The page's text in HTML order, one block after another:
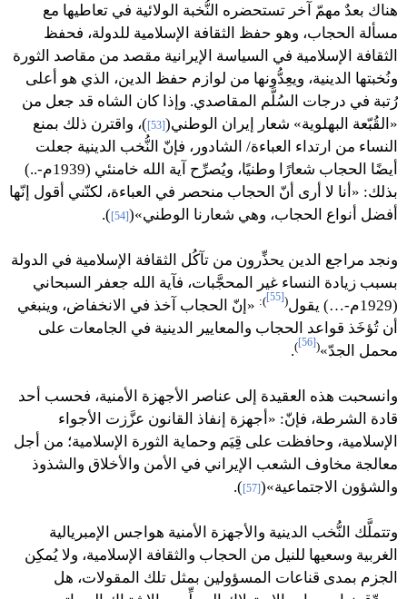
هناك بعدٌ مهمّ آخر تستحضره النُّخبة الولائية في تعاطيها مع
مسألة الحجاب، وهو حفظ الثقافة الإسلامية للدولة، فحفظ
الثقافة الإسلامية في السياسة الإيرانية مقصد من مقاصد الثورة
ونُخبتها الدينية، ويعِدُّونها من لوازم حفظ الدين، الذي هو أعلى
رُتبة في درجات السُلَّم المقاصدي. وإذا كان الشاه قد جعل من
«القُبّعة البهلوية» شعار إيران الوطني([53]
)، واقترن ذلك بمنع
النساء من ارتداء العباءة/ الشادور، فإنّ النُّخب الدينية جعلت
أيضًا الحجاب شعارًا وطنيًا، ويُصرِّح آية الله خامنئي (1939م-..)
بذلك: «أنا لا أرى أنّ الحجاب منحصر في العباءة، لكنّني أقول إنّها
أفضل أنواع الحجاب، وهي شعارنا الوطني»([54]
).
ونجد مراجع الدين يحذِّرون من تآكُل الثقافة الإسلامية في الدولة
بسبب زيادة النساء غير المحجَّبات، فآية الله جعفر السبحاني
(1929م-…) يقول
(
[55]
)
: «إنّ الحجاب آخذ في الانخفاض، وينبغي
أن تُؤخَذ قواعد الحجاب والمعايير الدينية في الجامعات على
محمل الجدّ»(
[56]
)
.
وانسحبت هذه العقيدة إلى عناصر الأجهزة الأمنية، فحسب أحد
قادة الشرطة، فإنّ: «أجهزة إنفاذ القانون عزَّزت الأجواء
الإسلامية، وحافظت على قِيَم وحماية الثورة الإسلامية؛ من أجل
معالجة مخاوف الشعب الإيراني في الأمن والأخلاق والشذوذ
والشؤون الاجتماعية»([57]
).
وتتملَّك النُّخب الدينية والأجهزة الأمنية هواجس الإمبريالية
الغربية وسعيها للنيل من الحجاب والثقافة الإسلامية، ولا يُمكِن
الجزم بمدى قناعات المسؤولين بمثل تلك المقولات، هل